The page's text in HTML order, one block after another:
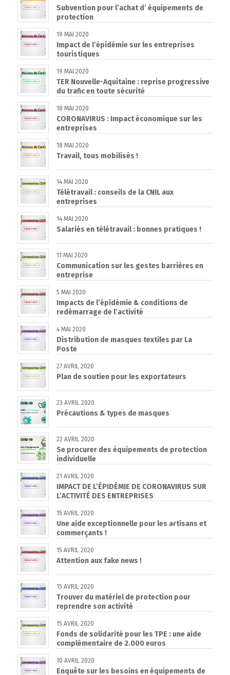
Subvention pour l’achat d’ équipements de
protection
19 MAI 2020
Impact de l’épidémie sur les entreprises
touristiques
19 MAI 2020
TER Nouvelle-Aquitaine : reprise progressive
du trafic en toute sécurité
18 MAI 2020
CORONAVIRUS : Impact économique sur les
entreprises
18 MAI 2020
Travail, tous mobilisés !
14 MAI 2020
Télétravail : conseils de la CNIL aux
entreprises
14 MAI 2020
Salariés en télétravail : bonnes pratiques !
11 MAI 2020
Communication sur les gestes barrières en
entreprise
5 MAI 2020
Impacts de l’épidémie & conditions de
redémarrage de l’activité
4 MAI 2020
Distribution de masques textiles par La
Poste
27 AVRIL 2020
Plan de soutien pour les exportateurs
23 AVRIL 2020
Précautions & types de masques
22 AVRIL 2020
Se procurer des équipements de protection
individuelle
21 AVRIL 2020
IMPACT DE L’ÉPIDÉMIE DE CORONAVIRUS SUR
L’ACTIVITÉ DES ENTREPRISES
15 AVRIL 2020
Une aide exceptionnelle pour les artisans et
commerçants !
15 AVRIL 2020
Attention aux fake news !
15 AVRIL 2020
Trouver du matériel de protection pour
reprendre son activité
15 AVRIL 2020
Fonds de solidarité pour les TPE : une aide
complémentaire de 2.000 euros
10 AVRIL 2020
Enquête sur les besoins en équipements de